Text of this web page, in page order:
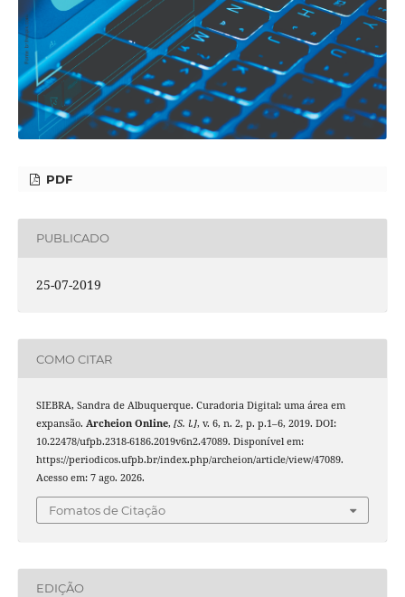
PDF
PUBLICADO
25-07-2019
COMO CITAR
SIEBRA, Sandra de Albuquerque. Curadoria Digital: uma área em
expansão. Archeion Online, [S. l.], v. 6, n. 2, p. p.1–6, 2019. DOI:
10.22478/ufpb.2318-6186.2019v6n2.47089. Disponível em:
https://periodicos.ufpb.br/index.php/archeion/article/view/47089.
Acesso em: 7 ago. 2026.
Fomatos de Citação
EDIÇÃO